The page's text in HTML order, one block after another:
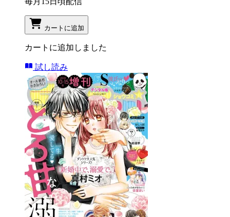
カートに追加
カートに追加しました
試し読み